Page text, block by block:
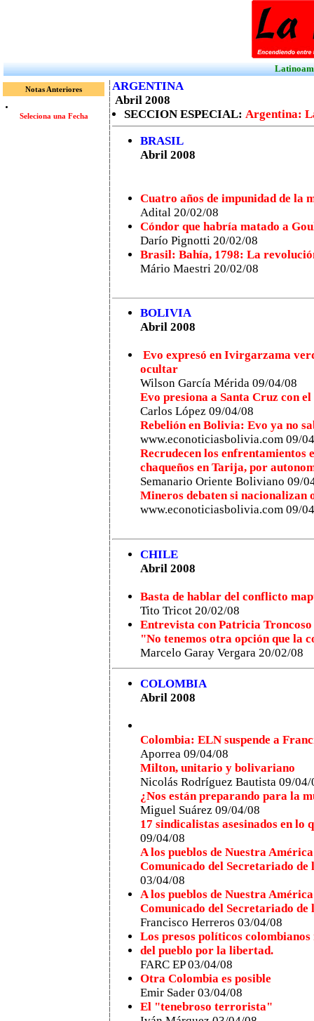
Notas Anteriores
Seleciona una Fecha
ARGENTINA
Abril 2008
SECCION ESPECIAL: Argentina:
BRASIL
Abril 2008
Cuatro años de impunidad de la
Adital 20/02/08
Cóndor que habría matado a
Darío Pignotti 20/02/08
Brasil: Bahía, 1798: La
Mário Maestri 20/02/08
BOLIVIA
Abril 2008
Evo expresó en Ivirgarzama
ocultar
Wilson García Mérida 09/04/08
Evo presiona a Santa Cruz con
Carlos López 09/04/08
Rebelión en Bolivia: Evo ya no
www.econoticiasbolivia.com 09/
Recrudecen los enfrentamientos
chaqueños en Tarija, por
Semanario Oriente Boliviano 09/
Mineros debaten si nacionalizan
www.econoticiasbolivia.com 09/
CHILE
Abril 2008
Basta de hablar del conflicto
Tito Tricot 20/02/08
Entrevista con Patricia Troncoso
"No tenemos otra opción que la
Marcelo Garay Vergara 20/02/08
COLOMBIA
Abril 2008
Colombia: ELN suspende a
Aporrea 09/04/08
Milton, unitario y bolivariano
Nicolás Rodríguez Bautista 09/04/
¿Nos están preparando para la
Miguel Suárez 09/04/08
17 sindicalistas asesinados en lo
09/04/08
A los pueblos de Nuestra América
Comunicado del Secretariado de
03/04/08
A los pueblos de Nuestra América
Comunicado del Secretariado de
Francisco Herreros 03/04/08
Los presos políticos
del pueblo por la libertad.
FARC EP 03/04/08
Otra Colombia es posible
Emir Sader 03/04/08
El "tenebroso terrorista"